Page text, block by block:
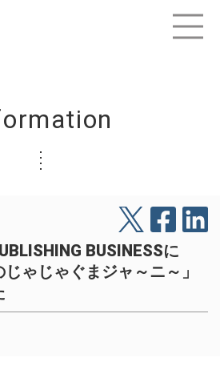
BUSINESSに
じゃじゃぐまジャ～ニ～」